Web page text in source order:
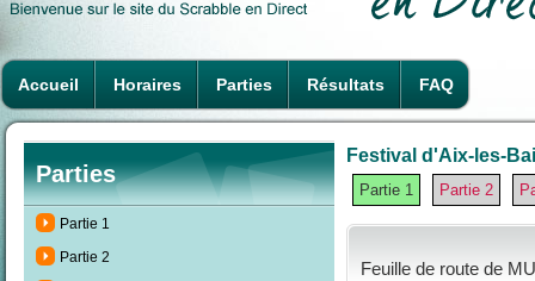
Accueil Horaires Parties Résultats FAQ
Parties
Partie 1
Partie 2
Festival d'Aix-les-
Partie 1 Partie 2
Feuille de route de